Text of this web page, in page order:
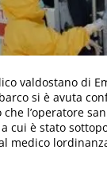
valdostano di
si è avuta
l’operatore
cui è stato
medico